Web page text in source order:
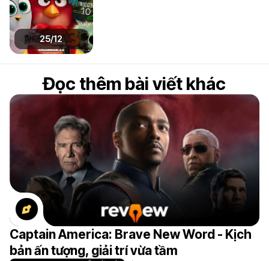
25/12
Đọc thêm bài viết khác
Captain America: Brave New Word - Kịch
bản ấn tượng, giải trí vừa tầm